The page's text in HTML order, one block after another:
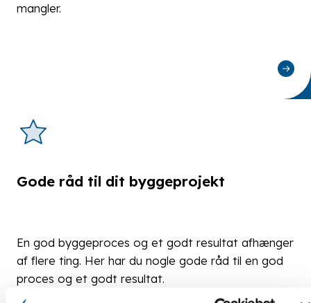
mangler.
Gode råd til dit byggeprojekt
En god byggeproces og et godt resultat afhænger
af flere ting. Her har du nogle gode råd til en god
proces og et godt resultat.